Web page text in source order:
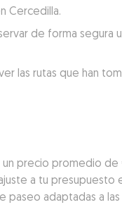
Cercedilla.
de forma segura
las rutas que han
precio promedio de
a tu presupuesto
paseo adaptadas a